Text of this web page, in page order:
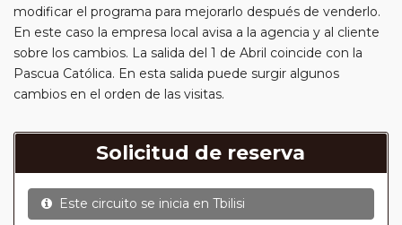
modificar el programa para mejorarlo después de venderlo.
En este caso la empresa local avisa a la agencia y al cliente
sobre los cambios. La salida del 1 de Abril coincide con la
Pascua Católica. En esta salida puede surgir algunos
cambios en el orden de las visitas.
Solicitud de reserva
Este circuito se inicia en Tbilisi